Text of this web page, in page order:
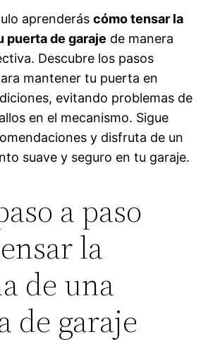
aprenderáscómo tensar la
puerta de garaje de manera
Descubre los pasos
mantener tu puerta en
evitando problemas de
en el mecanismo. Sigue
y disfruta de un
suave y seguro en tu garaje.
a paso
la
de una
de garaje